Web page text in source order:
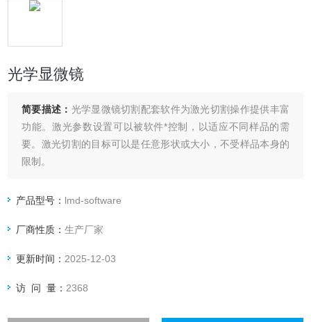
光学显微镜
简要描述： 光学显微镜切割配套软件为激光切割操作提供丰富
功能。激光参数设置可以被软件*控制，以适应不同样品的需
要。激光切割的目标可以是任意形状或大小，不受样品本身的
限制。
产品型号： lmd-software
厂商性质：生产厂家
更新时间： 2025-12-03
访 问 量： 2368